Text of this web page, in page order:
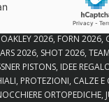
OAKLEY 2026 FORN 2026
2026 SHOT 2026
PISTONS IDEE
PROTEZIONI CALZE E
ORTOPEDICHE